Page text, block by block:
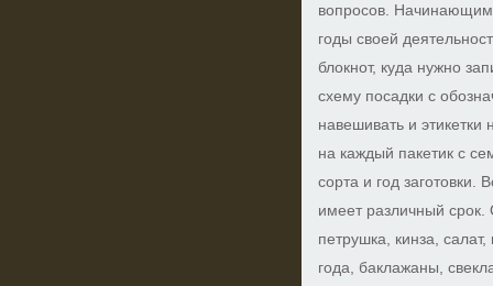
вопросов.
годы своей
блокнот, куда нужно
схему посадки с
навешивать и этикетки
на каждый пакетик с
сорта и год заготовки.
имеет различный
петрушка, кинза,
года, баклажаны,